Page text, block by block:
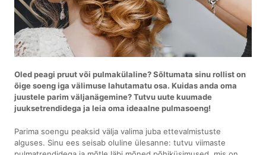
Oled peagi pruut või pulmakülaline? Sõltumata sinu rollist on
õige soeng iga välimuse lahutamatu osa. Kuidas anda oma
juustele parim väljanägemine? Tutvu uute kuumade
juuksetrendidega ja leia oma ideaalne pulmasoeng!
Parima soengu peaksid välja valima juba ettevalmistuste
alguses. Sinu ees seisab oluline ülesanne: tutvu viimaste